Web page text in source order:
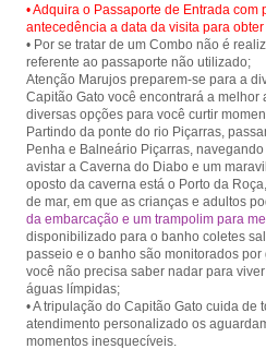
• Adquira o Passaporte de Entrada com
antecedência a data da visita para
• Por se tratar de um Combo não é
referente ao passaporte não utilizado;
Atenção Marujos preparem-se para a
Capitão Gato você encontrará a melhor
diversas opções para você curtir
Partindo da ponte do rio Piçarras,
Penha e Balneário Piçarras,
avistar a Caverna do Diabo e um
oposto da caverna está o Porto da
de mar, em que as crianças e adultos
da embarcação e um trampolim para
disponibilizado para o banho coletes
passeio e o banho são monitorados
você não precisa saber nadar para
águas límpidas;
• A tripulação do Capitão Gato cuida de
atendimento personalizado os